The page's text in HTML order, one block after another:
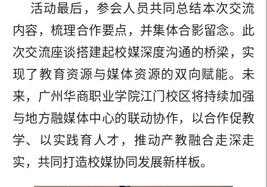
活动最后，参会人员共同总结本次交流
内容，梳理合作要点，并集体合影留念。此
次交流座谈搭建起校媒深度沟通的桥梁，实
现了教育资源与媒体资源的双向赋能。未
来，广州华商职业学院江门校区将持续加强
与地方融媒体中心的联动协作，以合作促教
学、以实践育人才，推动产教融合走深走
实，共同打造校媒协同发展新样板。